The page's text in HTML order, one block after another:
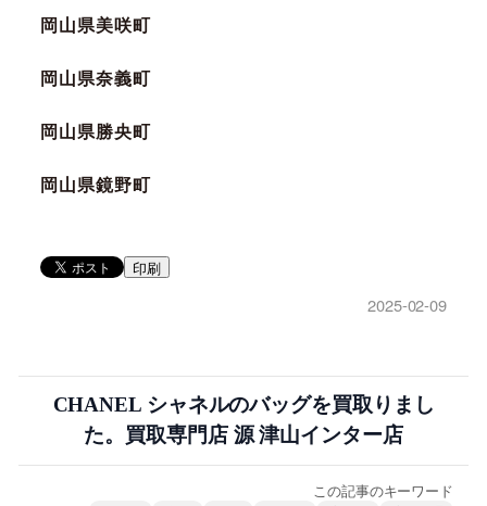
岡山県美咲町
岡山県奈義町
岡山県勝央町
岡山県鏡野町
印刷
2025-02-09
CHANEL シャネルのバッグを買取りまし
た。買取専門店 源 津山インター店
この記事のキーワード